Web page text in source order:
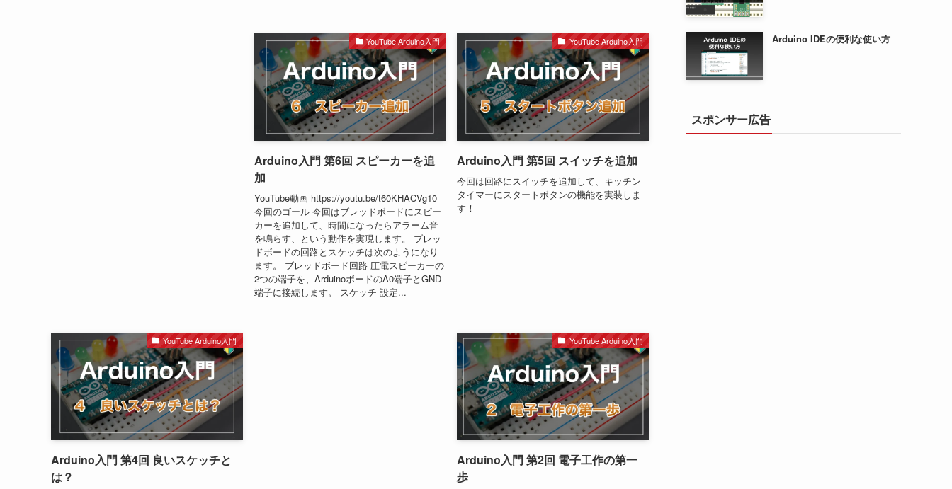
YouTube Arduino入門
Arduino入門 第6回 スピーカーを追
加
YouTube動画 https://youtu.be/t60KHACVg10
今回のゴール 今回はブレッドボードにスピー
カーを追加して、時間になったらアラーム音
を鳴らす、という動作を実現します。 ブレッ
ドボードの回路とスケッチは次のようになり
ます。 ブレッドボード回路 圧電スピーカーの
2つの端子を、ArduinoボードのA0端子とGND
端子に接続します。 スケッチ 設定...
YouTube Arduino入門
Arduino入門 第5回 スイッチを追加
今回は回路にスイッチを追加して、キッチン
タイマーにスタートボタンの機能を実装しま
す！
YouTube Arduino入門
Arduino入門 第4回 良いスケッチと
は？
YouTube Arduino入門
Arduino入門 第2回 電子工作の第一
歩
Arduino IDEの便利な使い方
スポンサー広告